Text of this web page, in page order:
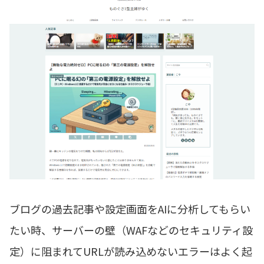
ブログの過去記事や設定画面をAIに分析してもらい
たい時、サーバーの壁（WAFなどのセキュリティ設
定）に阻まれてURLが読み込めないエラーはよく起